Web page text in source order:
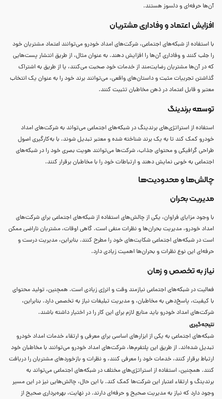
آن‌ها حرفه‌ای و دلسوز هستند.
افزایش اعتماد و وفاداری مشتریان
با استفاده از شبکه‌های اجتماعی، شرکت‌های امداد خودرو می‌توانند اعتماد مشتریان خود
را جلب کنند و وفاداری آن‌ها را افزایش دهند. به عنوان مثال، از طریق انتشار پست‌هایی
که در آن‌ها مشتریان رضایت‌مند از خدمات خود صحبت می‌کنند، یا از طریق به اشتراک
گذاشتن تجربیات مثبت و داستان‌های واقعی، می‌توانند برند خود را به عنوان یک انتخاب
معتبر و قابل اعتماد در ذهن مخاطبان تثبیت کنند.
توسعه برندینگ
استفاده از استراتژی‌های برندینگ در شبکه‌های اجتماعی می‌تواند به شرکت‌های امداد
خودرو کمک کند تا به یک برند شناخته شده و معتبر تبدیل شوند. با به‌کارگیری اصول
طراحی گرافیکی و محتوای جذاب، شرکت‌ها می‌توانند هویت بصری خود را در شبکه‌های
اجتماعی به خوبی نمایش دهند و ارتباطات خود را با مخاطبان برقرار کنند.
چالش‌ها و محدودیت‌ها
مدیریت بحران
با وجود مزایای فراوان، یکی از چالش‌های استفاده از شبکه‌های اجتماعی برای شرکت‌های
امداد خودرو، مدیریت بحران‌ها و نظرات منفی است. گاهی اوقات، مشتریان ناراضی ممکن
است در شبکه‌های اجتماعی شکایت‌های خود را مطرح کنند. بنابراین، مدیریت درست و
حرفه‌ای این نوع نظرات و بحران‌ها اهمیت زیادی دارد.
نیاز به تخصص و زمان
فعالیت در شبکه‌های اجتماعی نیازمند وقت و انرژی زیادی است. همچنین، تولید محتوای
با کیفیت، پاسخ‌دهی به مخاطبان، و مدیریت تبلیغات نیاز به تخصص دارد. بنابراین،
شرکت‌های امداد خودرو باید منابع لازم برای این کار را در اختیار داشته باشند.
نتیجه‌گیری
شبکه‌های اجتماعی به یکی از ابزارهای اساسی برای معرفی و ارتقاء خدمات امداد خودرو
تبدیل شده‌اند. از طریق این پلتفرم‌ها، شرکت‌های امداد خودرو می‌توانند با مخاطبان خود
ارتباط برقرار کنند، خدمات خود را معرفی کنند، و نظرات و بازخوردهای مشتریان را دریافت
کنند. همچنین، استفاده از استراتژی‌های مختلف در شبکه‌های اجتماعی می‌تواند به
برندینگ و ارتقاء اعتبار این شرکت‌ها کمک کند. با این حال، چالش‌هایی نیز در این مسیر
وجود دارد که نیاز به مدیریت صحیح و حرفه‌ای دارند. در نهایت، بهره‌برداری صحیح از